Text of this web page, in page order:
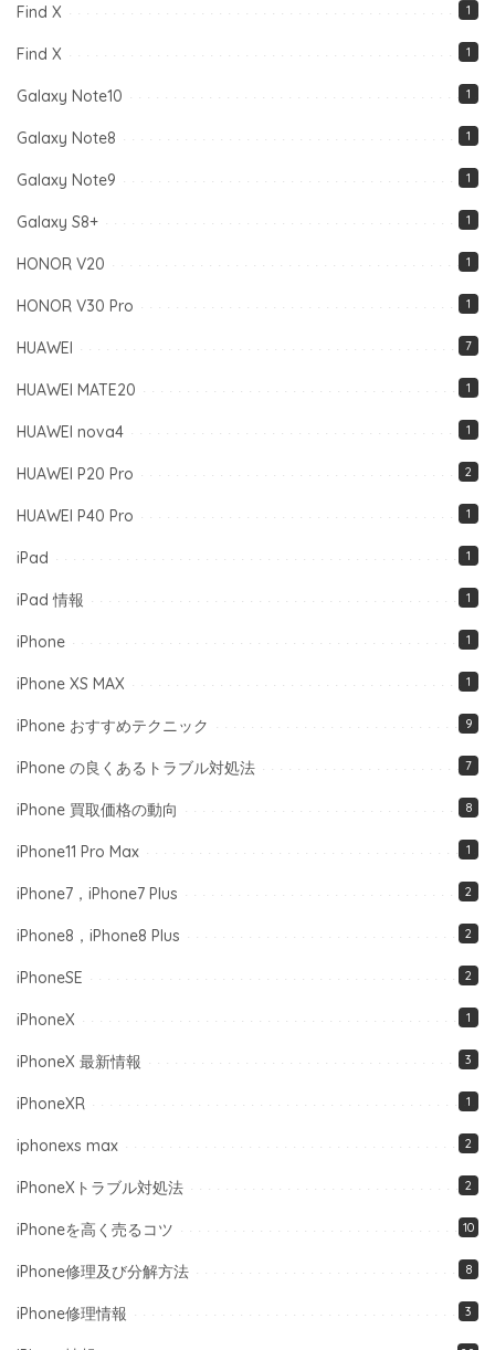
Find X 1
Find X 1
Galaxy Note10 1
Galaxy Note8 1
Galaxy Note9 1
Galaxy S8+ 1
HONOR V20 1
HONOR V30 Pro 1
HUAWEI 7
HUAWEI MATE20 1
HUAWEI nova4 1
HUAWEI P20 Pro 2
HUAWEI P40 Pro 1
iPad 1
iPad 情報 1
iPhone 1
iPhone XS MAX 1
iPhone おすすめテクニック 9
iPhone の良くあるトラブル対処法 7
iPhone 買取価格の動向 8
iPhone11 Pro Max 1
iPhone7，iPhone7 Plus 2
iPhone8，iPhone8 Plus 2
iPhoneSE 2
iPhoneX 1
iPhoneX 最新情報 3
iPhoneXR 1
iphonexs max 2
iPhoneXトラブル対処法 2
iPhoneを高く売るコツ 10
iPhone修理及び分解方法 8
iPhone修理情報 3